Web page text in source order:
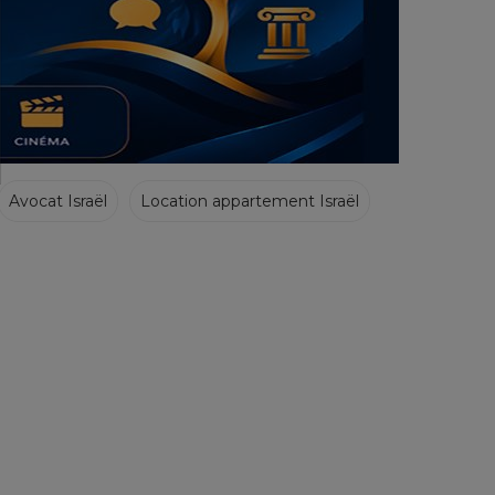
Avocat Israël Location appartement Israël